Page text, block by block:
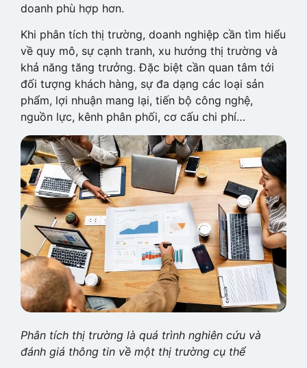
doanh phù hợp hơn.
Khi phân tích thị trường, doanh nghiệp cần tìm hiểu
về quy mô, sự cạnh tranh, xu hướng thị trường và
khả năng tăng trưởng. Đặc biệt cần quan tâm tới
đối tượng khách hàng, sự đa dạng các loại sản
phẩm, lợi nhuận mang lại, tiến bộ công nghệ,
nguồn lực, kênh phân phối, cơ cấu chi phí…
Phân tích thị trường là quá trình nghiên cứu và
đánh giá thông tin về một thị trường cụ thể